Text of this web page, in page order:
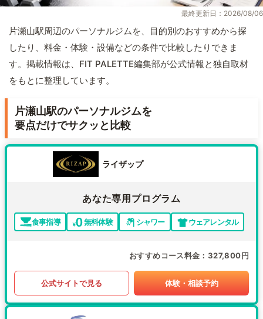
最終更新日：2026/08/06
片瀬山駅周辺のパーソナルジムを、目的別のおすすめから探
したり、料金・体験・設備などの条件で比較したりできま
す。掲載情報は、FIT PALETTE編集部が公式情報と独自取材
をもとに整理しています。
片瀬山駅のパーソナルジムを
要点だけでサクッと比較
ライザップ
あなた専用プログラム
食事指導 無料体験 シャワー ウェアレンタル
おすすめコース料金 327,800円
公式サイトで見る 体験・相談予約